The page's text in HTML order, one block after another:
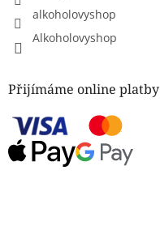
alkoholovyshop
Alkoholovyshop
Přijímáme online platby